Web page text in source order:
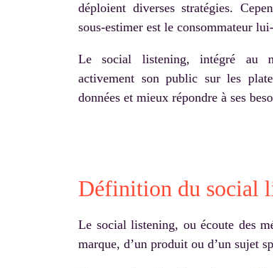
déploient diverses stratégies.
sous-estimer est le consommateur
Le social listening, intégré au
activement son public sur les
données et mieux répondre à ses
Définition du social
Le social listening, ou écoute des
marque, d’un produit ou d’un sujet